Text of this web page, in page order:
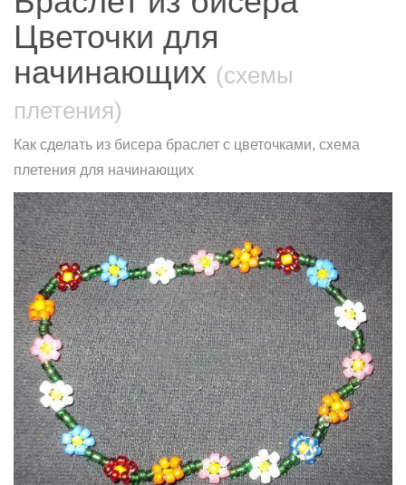
Цветочки для
начинающих (схемы
плетения)
Как сделать из бисера браслет с цветочками, схема
плетения для начинающих